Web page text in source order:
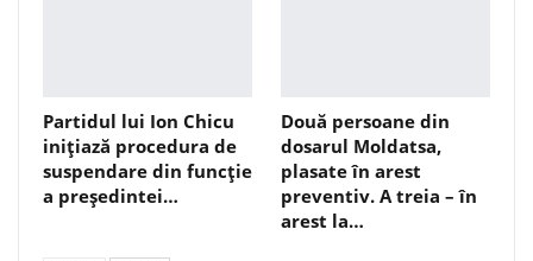
Partidul lui Ion Chicu
inițiază procedura de
suspendare din funcție
a președintei…
Două persoane din
dosarul Moldatsa,
plasate în arest
preventiv. A treia – în
arest la…